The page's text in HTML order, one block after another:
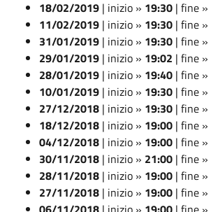
18/02/2019 | inizio » 19:30 | fine »
11/02/2019 | inizio » 19:30 | fine »
31/01/2019 | inizio » 19:30 | fine »
29/01/2019 | inizio » 19:02 | fine »
28/01/2019 | inizio » 19:40 | fine »
10/01/2019 | inizio » 19:30 | fine »
27/12/2018 | inizio » 19:30 | fine »
18/12/2018 | inizio » 19:00 | fine »
04/12/2018 | inizio » 19:00 | fine »
30/11/2018 | inizio » 21:00 | fine »
28/11/2018 | inizio » 19:00 | fine »
27/11/2018 | inizio » 19:00 | fine »